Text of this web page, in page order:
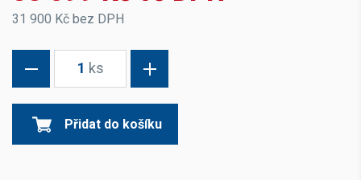
31 900 Kč bez DPH
1 ks
Přidat do košíku